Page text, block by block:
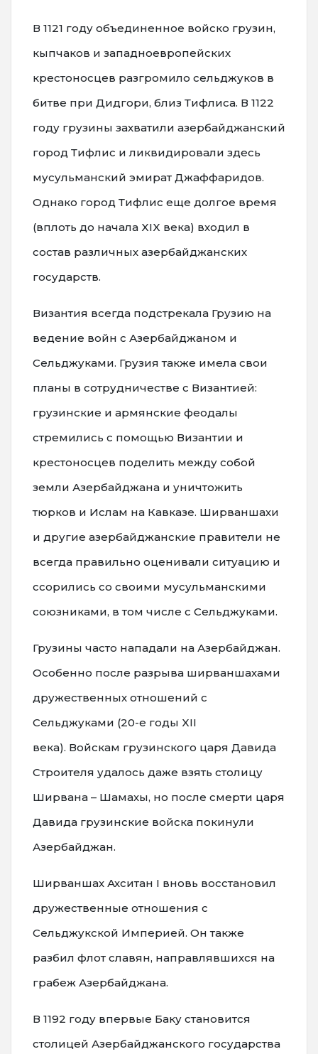
В 1121 году объединенное войско грузин,
кыпчаков и западноевропейских
крестоносцев разгромило сельджуков в
битве при Дидгори, близ Тифлиса. В 1122
году грузины захватили азербайджанский
город Тифлис и ликвидировали здесь
мусульманский эмират Джаффаридов.
Однако город Тифлис еще долгое время
(вплоть до начала XIX века) входил в
состав различных азербайджанских
государств.
Византия всегда подстрекала Грузию на
ведение войн с Азербайджаном и
Сельджуками. Грузия также имела свои
планы в сотрудничестве с Византией:
грузинские и армянские феодалы
стремились с помощью Византии и
крестоносцев поделить между собой
земли Азербайджана и уничтожить
тюрков и Ислам на Кавказе. Ширваншахи
и другие азербайджанские правители не
всегда правильно оценивали ситуацию и
ссорились со своими мусульманскими
союзниками, в том числе с Сельджуками.
Грузины часто нападали на Азербайджан.
Особенно после разрыва ширваншахами
дружественных отношений с
Сельджуками (20-е годы XII
века). Войскам грузинского царя Давида
Строителя удалось даже взять столицу
Ширвана – Шамахы, но после смерти царя
Давида грузинские войска покинули
Азербайджан.
Ширваншах Ахситан I вновь восстановил
дружественные отношения с
Сельджукской Империей. Он также
разбил флот славян, направлявшихся на
грабеж Азербайджана.
В 1192 году впервые Баку становится
столицей Азербайджанского государства